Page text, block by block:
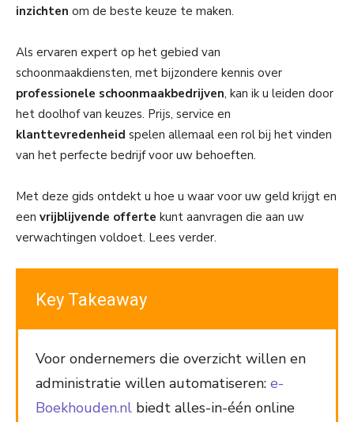
inzichten om de beste keuze te maken.
Als ervaren expert op het gebied van
schoonmaakdiensten, met bijzondere kennis over
professionele schoonmaakbedrijven, kan ik u leiden door
het doolhof van keuzes. Prijs, service en
klanttevredenheid spelen allemaal een rol bij het vinden
van het perfecte bedrijf voor uw behoeften.
Met deze gids ontdekt u hoe u waar voor uw geld krijgt en
een vrijblijvende offerte kunt aanvragen die aan uw
verwachtingen voldoet. Lees verder.
Key Takeaway
Voor ondernemers die overzicht willen en
administratie willen automatiseren: e-
Boekhouden.nl biedt alles-in-één online